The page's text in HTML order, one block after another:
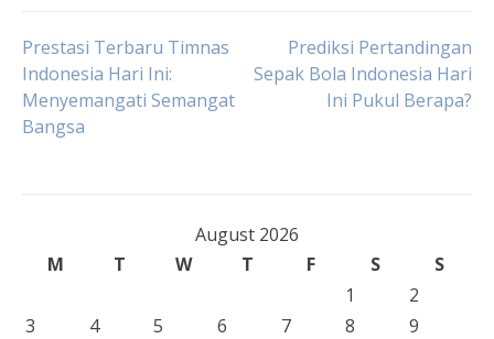
Post
navigation
Prestasi Terbaru Timnas
Indonesia Hari Ini:
Menyemangati Semangat
Bangsa
Prediksi Pertandingan
Sepak Bola Indonesia Hari
Ini Pukul Berapa?
August 2026
M
T W T F S
S
1
2
3
4 5 6 7 8
9